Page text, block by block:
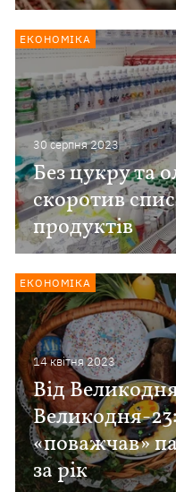
30 серпня 2023
Без цукру та
скоротив
продуктів
ЕКОНОМІКА
14 квiтня 2023
Від
Великодня-
«поважчав»
за рік
ЕКОНОМІКА